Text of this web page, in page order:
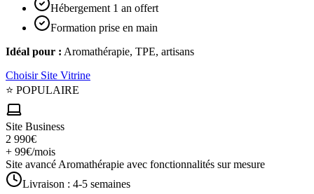
Hébergement 1 an offert
Formation prise en main
Idéal pour : Aromathérapie, TPE, artisans
Choisir Site Vitrine
⭐ POPULAIRE
Site Business
2 990€
+ 99€/mois
Site avancé Aromathérapie avec fonctionnalités sur mesure
Livraison : 4-5 semaines